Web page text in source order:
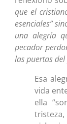
que el
esenciales”
una alegría
pecador
las puertas
Esa
vida
ella